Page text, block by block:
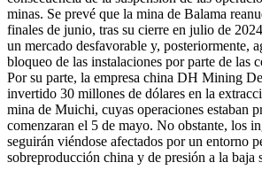
minas. Se prevé que la mina de Balama
finales de junio, tras su cierre en julio de
un mercado desfavorable y, posteriormente,
bloqueo de las instalaciones por parte de las
Por su parte, la empresa china DH Mining
invertido 30 millones de dólares en la
mina de Muichi, cuyas operaciones estaban
comenzaran el 5 de mayo. No obstante, los
seguirán viéndose afectados por un entorno
sobreproducción china y de presión a la baja